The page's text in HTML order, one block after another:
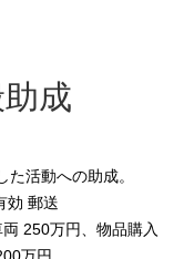
成
活動への助成。
効 郵送
250万円、物品購入
万円